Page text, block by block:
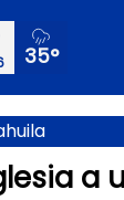
35°
a